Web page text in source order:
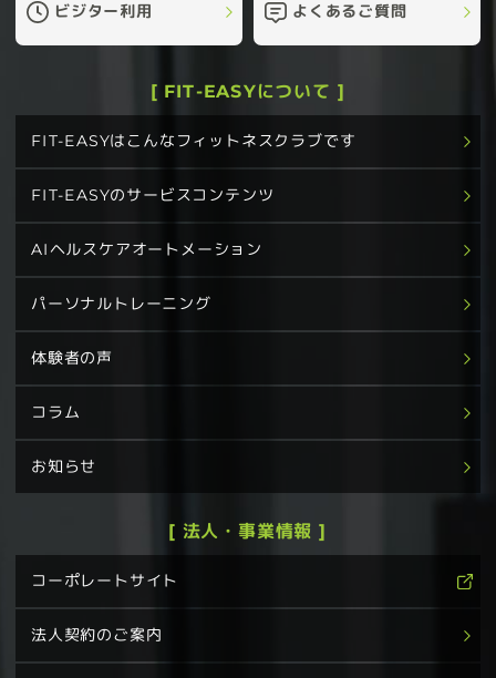
ビジター利用 よくあるご質問
[ FIT-EASYについて ]
FIT-EASYはこんなフィットネスクラブです
FIT-EASYのサービスコンテンツ
AIヘルスケアオートメーション
パーソナルトレーニング
体験者の声
コラム
お知らせ
[ 法人・事業情報 ]
コーポレートサイト
法人契約のご案内